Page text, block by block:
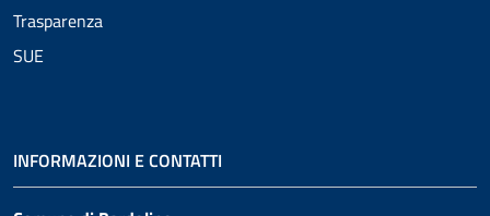
Trasparenza
SUE
INFORMAZIONI E CONTATTI